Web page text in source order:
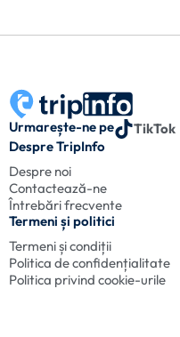
Urmarește-ne pe
TikTok
Despre TripInfo
Despre noi
Contactează-ne
Întrebări frecvente
Termeni și politici
Termeni și condiții
Politica de confidențialitate
Politica privind cookie-urile